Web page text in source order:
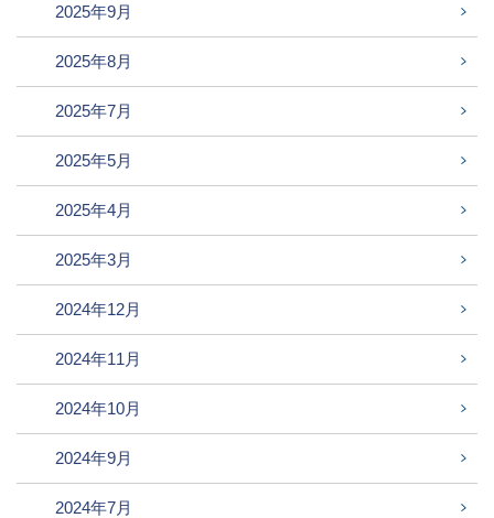
2025年9月
2025年8月
2025年7月
2025年5月
2025年4月
2025年3月
2024年12月
2024年11月
2024年10月
2024年9月
2024年7月